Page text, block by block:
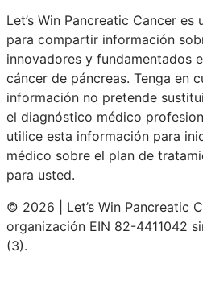
Let’s Win Pancreatic Cancer es
para compartir información
innovadores y fundamentados
cáncer de páncreas. Tenga en
información no pretende
el diagnóstico médico
utilice esta información para
médico sobre el plan de
para usted.
© 2026 | Let’s Win Pancreatic
organización EIN 82-4411042
(3).